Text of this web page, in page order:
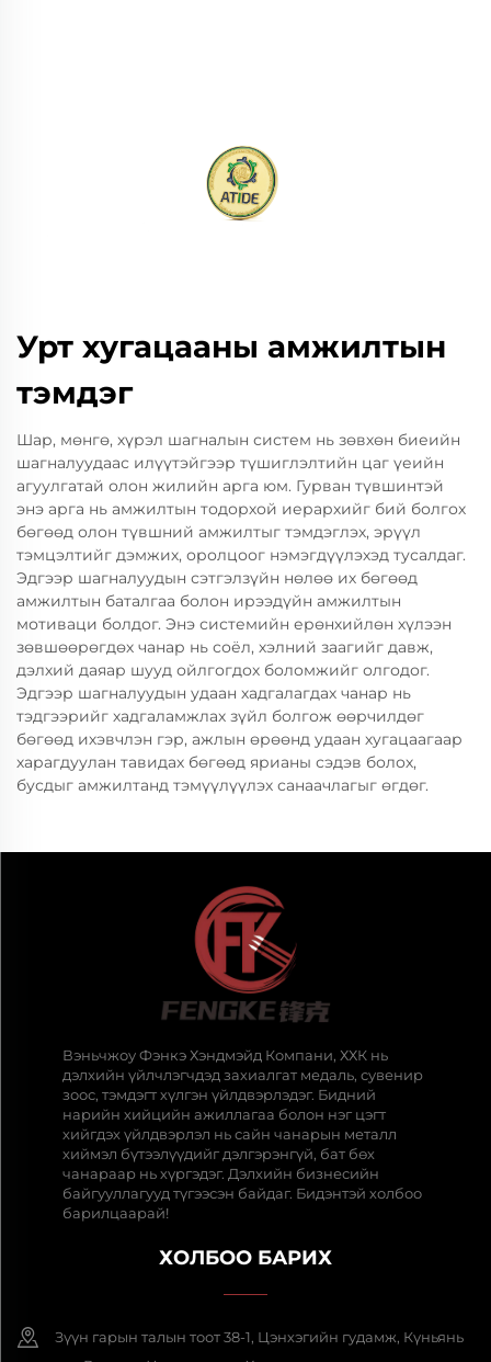
Урт хугацааны амжилтын
тэмдэг
Шар, мөнгө, хүрэл шагналын систем нь зөвхөн биеийн
шагналуудаас илүүтэйгээр түшиглэлтийн цаг үеийн
агуулгатай олон жилийн арга юм. Гурван түвшинтэй
энэ арга нь амжилтын тодорхой иерархийг бий болгох
бөгөөд олон түвшний амжилтыг тэмдэглэх, эрүүл
тэмцэлтийг дэмжих, оролцоог нэмэгдүүлэхэд тусалдаг.
Эдгээр шагналуудын сэтгэлзүйн нөлөө их бөгөөд
амжилтын баталгаа болон ирээдүйн амжилтын
мотиваци болдог. Энэ системийн ерөнхийлөн хүлээн
зөвшөөрөгдөх чанар нь соёл, хэлний заагийг давж,
дэлхий даяар шууд ойлгогдох боломжийг олгодог.
Эдгээр шагналуудын удаан хадгалагдах чанар нь
тэдгээрийг хадгаламжлах зүйл болгож өөрчилдөг
бөгөөд ихэвчлэн гэр, ажлын өрөөнд удаан хугацаагаар
харагдуулан тавидах бөгөөд ярианы сэдэв болох,
бусдыг амжилтанд тэмүүлүүлэх санаачлагыг өгдөг.
Вэньчжоу Фэнкэ Хэндмэйд Компани, ХХК нь
дэлхийн үйлчлэгчдэд захиалгат медаль, сувенир
зоос, тэмдэгт хүлгэн үйлдвэрлэдэг. Бидний
нарийн хийцийн ажиллагаа болон нэг цэгт
хийгдэх үйлдвэрлэл нь сайн чанарын металл
хиймэл бүтээлүүдийг дэлгэрэнгүй, бат бөх
чанараар нь хүргэдэг. Дэлхийн бизнесийн
байгууллагууд түгээсэн байдаг. Бидэнтэй холбоо
барилцаарай!
ХОЛБОО БАРИХ
Зүүн гарын талын тоот 38-1, Цэнхэгийн гудамж, Күньянь